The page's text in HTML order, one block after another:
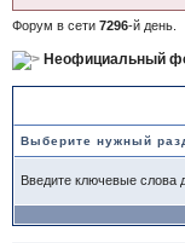
Форум в сети 7296-й день.
Неофициальный
Выберите нужный
Введите ключевые слова